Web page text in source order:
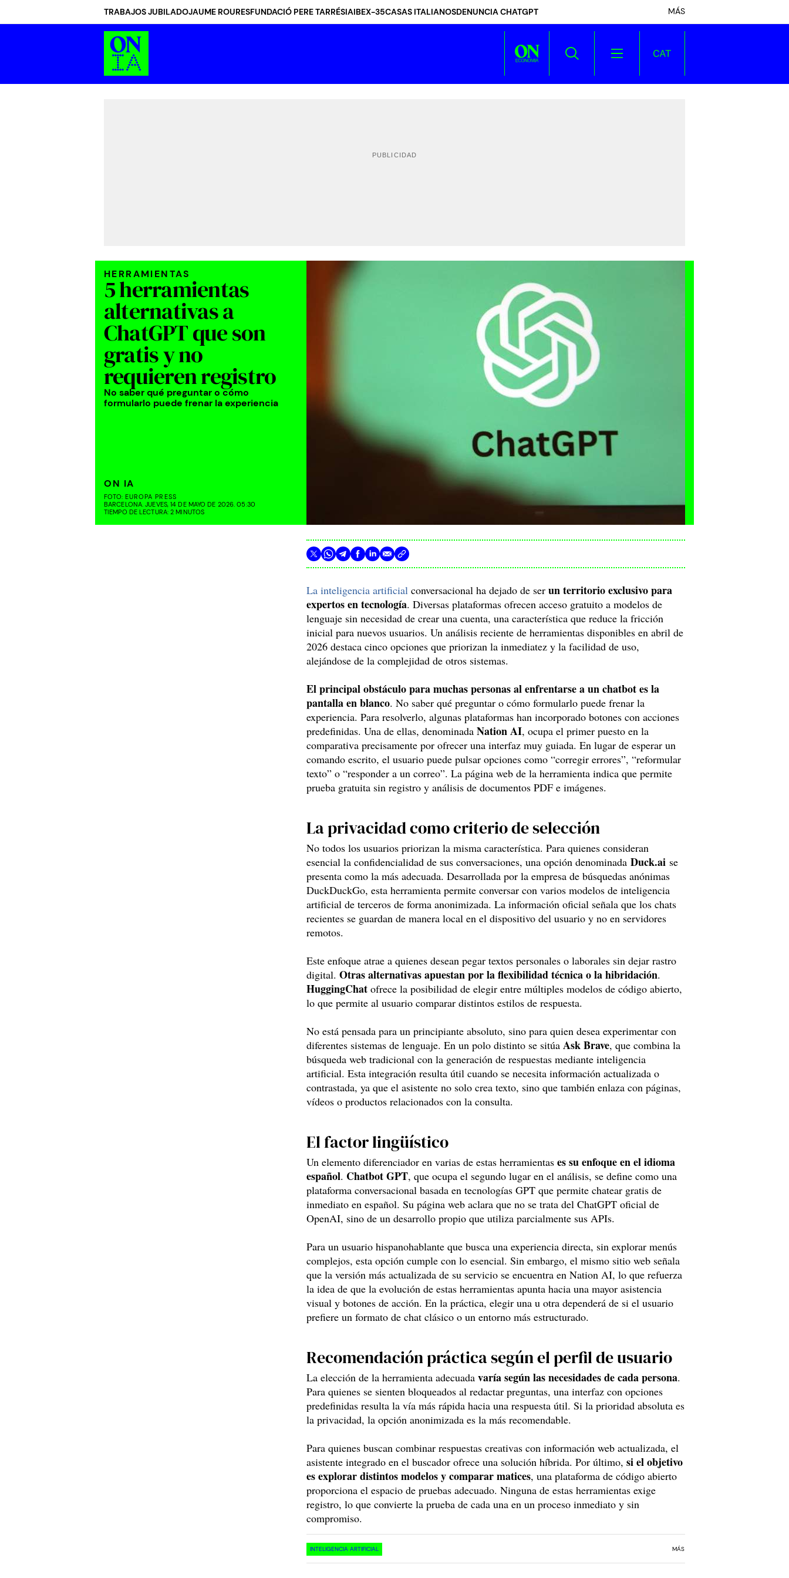
TRABAJOS JUBILADOJAUME ROURESFUNDACIÓ PERE TARRÉSIAIBEX-35CASAS ITALIANOSDENUNCIA CHATGPT MÁS
HERRAMIENTAS
5 herramientas
alternativas a
ChatGPT que son
gratis y no
requieren registro
No saber qué preguntar o cómo
formularlo puede frenar la experiencia
ON IA
FOTO: EUROPA PRESS
BARCELONA. JUEVES, 14 DE MAYO DE 2026. 05:30
TIEMPO DE LECTURA: 2 MINUTOS
La inteligencia artificial conversacional ha dejado de ser un territorio exclusivo para
expertos en tecnología. Diversas plataformas ofrecen acceso gratuito a modelos de
lenguaje sin necesidad de crear una cuenta, una característica que reduce la fricción
inicial para nuevos usuarios. Un análisis reciente de herramientas disponibles en abril de
2026 destaca cinco opciones que priorizan la inmediatez y la facilidad de uso,
alejándose de la complejidad de otros sistemas.
El principal obstáculo para muchas personas al enfrentarse a un chatbot es la
pantalla en blanco. No saber qué preguntar o cómo formularlo puede frenar la
experiencia. Para resolverlo, algunas plataformas han incorporado botones con acciones
predefinidas. Una de ellas, denominada Nation AI, ocupa el primer puesto en la
comparativa precisamente por ofrecer una interfaz muy guiada. En lugar de esperar un
comando escrito, el usuario puede pulsar opciones como “corregir errores”, “reformular
texto” o “responder a un correo”. La página web de la herramienta indica que permite
prueba gratuita sin registro y análisis de documentos PDF e imágenes.
La privacidad como criterio de selección
No todos los usuarios priorizan la misma característica. Para quienes consideran
esencial la confidencialidad de sus conversaciones, una opción denominada Duck.ai se
presenta como la más adecuada. Desarrollada por la empresa de búsquedas anónimas
DuckDuckGo, esta herramienta permite conversar con varios modelos de inteligencia
artificial de terceros de forma anonimizada. La información oficial señala que los chats
recientes se guardan de manera local en el dispositivo del usuario y no en servidores
remotos.
Este enfoque atrae a quienes desean pegar textos personales o laborales sin dejar rastro
digital. Otras alternativas apuestan por la flexibilidad técnica o la hibridación.
HuggingChat ofrece la posibilidad de elegir entre múltiples modelos de código abierto,
lo que permite al usuario comparar distintos estilos de respuesta.
No está pensada para un principiante absoluto, sino para quien desea experimentar con
diferentes sistemas de lenguaje. En un polo distinto se sitúa Ask Brave, que combina la
búsqueda web tradicional con la generación de respuestas mediante inteligencia
artificial. Esta integración resulta útil cuando se necesita información actualizada o
contrastada, ya que el asistente no solo crea texto, sino que también enlaza con páginas,
vídeos o productos relacionados con la consulta.
El factor lingüístico
Un elemento diferenciador en varias de estas herramientas es su enfoque en el idioma
español. Chatbot GPT, que ocupa el segundo lugar en el análisis, se define como una
plataforma conversacional basada en tecnologías GPT que permite chatear gratis de
inmediato en español. Su página web aclara que no se trata del ChatGPT oficial de
OpenAI, sino de un desarrollo propio que utiliza parcialmente sus APIs.
Para un usuario hispanohablante que busca una experiencia directa, sin explorar menús
complejos, esta opción cumple con lo esencial. Sin embargo, el mismo sitio web señala
que la versión más actualizada de su servicio se encuentra en Nation AI, lo que refuerza
la idea de que la evolución de estas herramientas apunta hacia una mayor asistencia
visual y botones de acción. En la práctica, elegir una u otra dependerá de si el usuario
prefiere un formato de chat clásico o un entorno más estructurado.
Recomendación práctica según el perfil de usuario
La elección de la herramienta adecuada varía según las necesidades de cada persona.
Para quienes se sienten bloqueados al redactar preguntas, una interfaz con opciones
predefinidas resulta la vía más rápida hacia una respuesta útil. Si la prioridad absoluta es
la privacidad, la opción anonimizada es la más recomendable.
Para quienes buscan combinar respuestas creativas con información web actualizada, el
asistente integrado en el buscador ofrece una solución híbrida. Por último, si el objetivo
es explorar distintos modelos y comparar matices, una plataforma de código abierto
proporciona el espacio de pruebas adecuado. Ninguna de estas herramientas exige
registro, lo que convierte la prueba de cada una en un proceso inmediato y sin
compromiso.
INTELIGENCIA ARTIFICIAL MÁS